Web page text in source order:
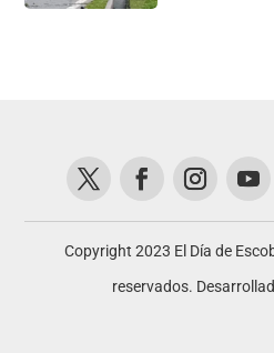
Copyright 2023 El Día de
reservados.